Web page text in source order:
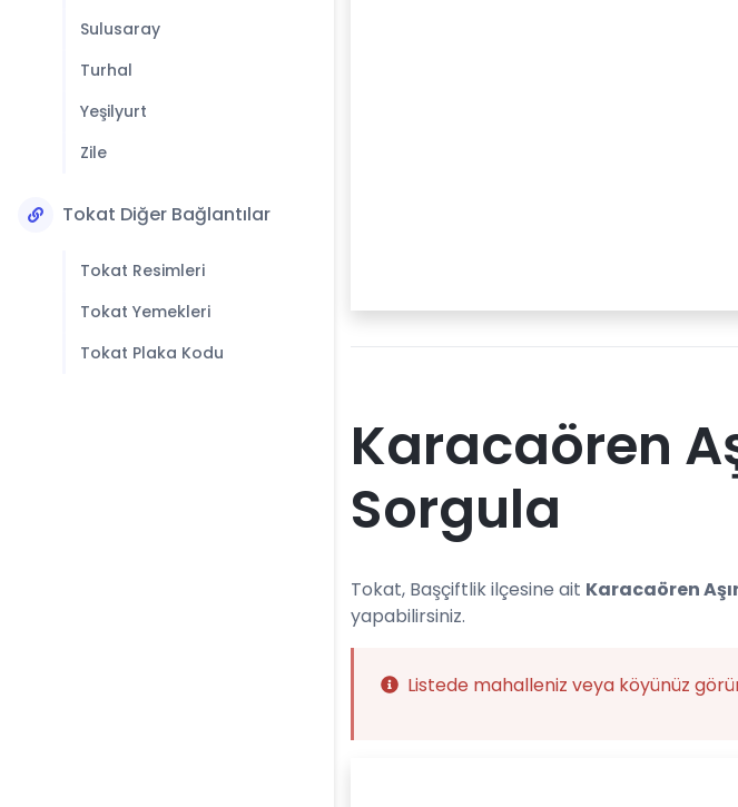
Sulusaray
Turhal
Yeşilyurt
Zile
Tokat Diğer Bağlantılar
Tokat Resimleri
Tokat Yemekleri
Tokat Plaka Kodu
Karacaören
Sorgula
Tokat, Başçiftlik ilçesine ait Karacaören
yapabilirsiniz.
Listede mahalleniz veya köyünüz